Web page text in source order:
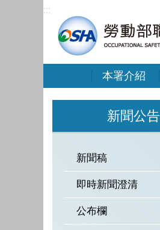
:::
本署介紹
新聞公告
新聞稿
即時新聞澄清
公布欄